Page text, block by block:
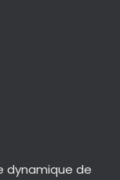
dynamique de